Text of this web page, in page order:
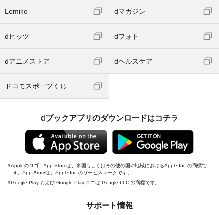
Lemino dマガジン
dヒッツ dフォト
dアニメストア dヘルスケア
ドコモスポーツくじ
dブックアプリのダウンロードはコチラ
Appleのロゴ、App Storeは、米国もしくはその他の国や地域におけるApple Inc.の商標で
す。App Storeは、Apple Inc.のサービスマークです。
Google Play および Google Play ロゴは Google LLC の商標です。
サポート情報